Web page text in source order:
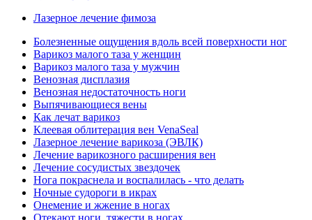
Лазерное лечение фимоза
Болезненные ощущения вдоль всей поверхности ног
Варикоз малого таза у женщин
Варикоз малого таза у мужчин
Венозная дисплазия
Венозная недостаточность ноги
Выпячивающиеся вены
Как лечат варикоз
Клеевая облитерация вен VenaSeal
Лазерное лечение варикоза (ЭВЛК)
Лечение варикозного расширения вен
Лечение сосудистых звездочек
Нога покраснела и воспалилась - что делать
Ночные судороги в икрах
Онемение и жжение в ногах
Отекают ноги, тяжести в ногах